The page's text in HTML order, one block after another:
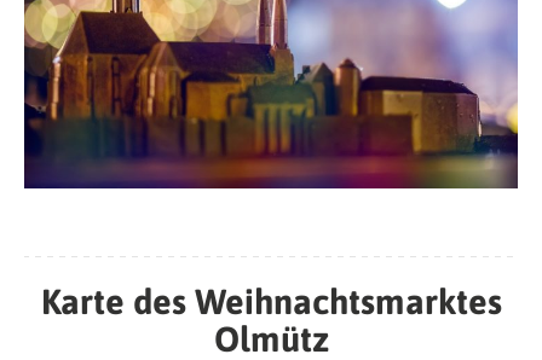
Karte des Weihnachtsmarktes
Olmütz